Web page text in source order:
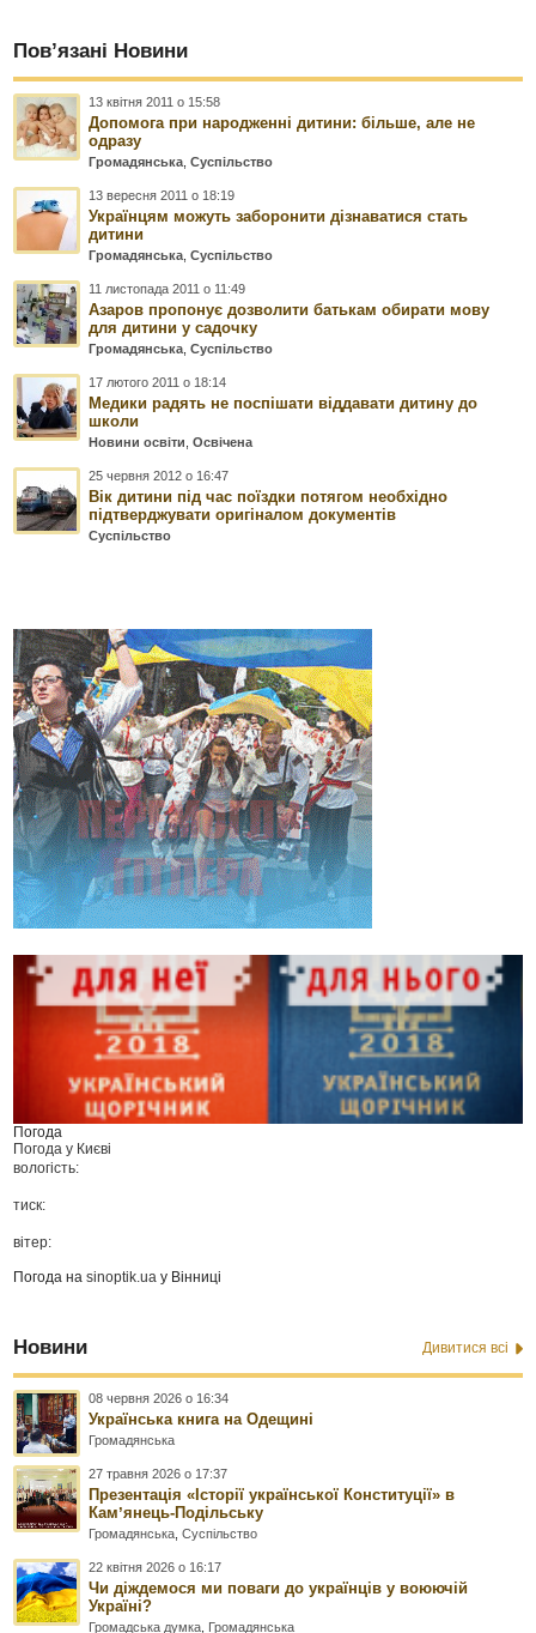
Пов’язані Новини
13 квітня 2011 о 15:58
Допомога при народженні дитини: більше, але не
одразу
Громадянська ,Суспільство
13 вересня 2011 о 18:19
Українцям можуть заборонити дізнаватися стать
дитини
Громадянська ,Суспільство
11 листопада 2011 о 11:49
Азаров пропонує дозволити батькам обирати мову
для дитини у садочку
Громадянська ,Суспільство
17 лютого 2011 о 18:14
Медики радять не поспішати віддавати дитину до
школи
Новини освіти ,Освічена
25 червня 2012 о 16:47
Вік дитини під час поїздки потягом необхідно
підтверджувати оригіналом документів
Суспільство
Погода
Погода у Києві
вологість:
тиск:
вітер:
Погода наsinoptik.ua у Вінниці
Новини Дивитися всі
08 червня 2026 о 16:34
Українська книга на Одещині
Громадянська
27 травня 2026 о 17:37
Презентація «Історії української Конституції» в
Камʼянець-Подільську
Громадянська ,Суспільство
22 квітня 2026 о 16:17
Чи діждемося ми поваги до українців у воюючій
Україні?
Громадська думка Громадянська